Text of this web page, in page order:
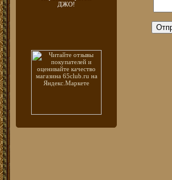
ДЖО!